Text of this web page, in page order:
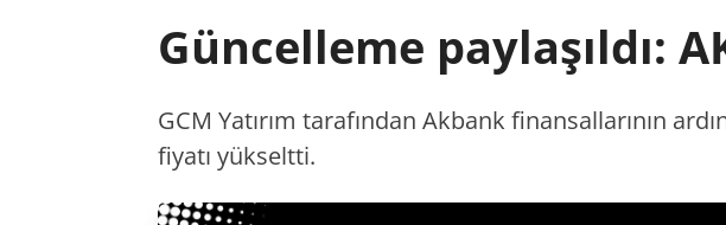
Güncelleme paylaşıldı:
GCM Yatırım tarafından Akbank finansallarının
fiyatı yükseltti.